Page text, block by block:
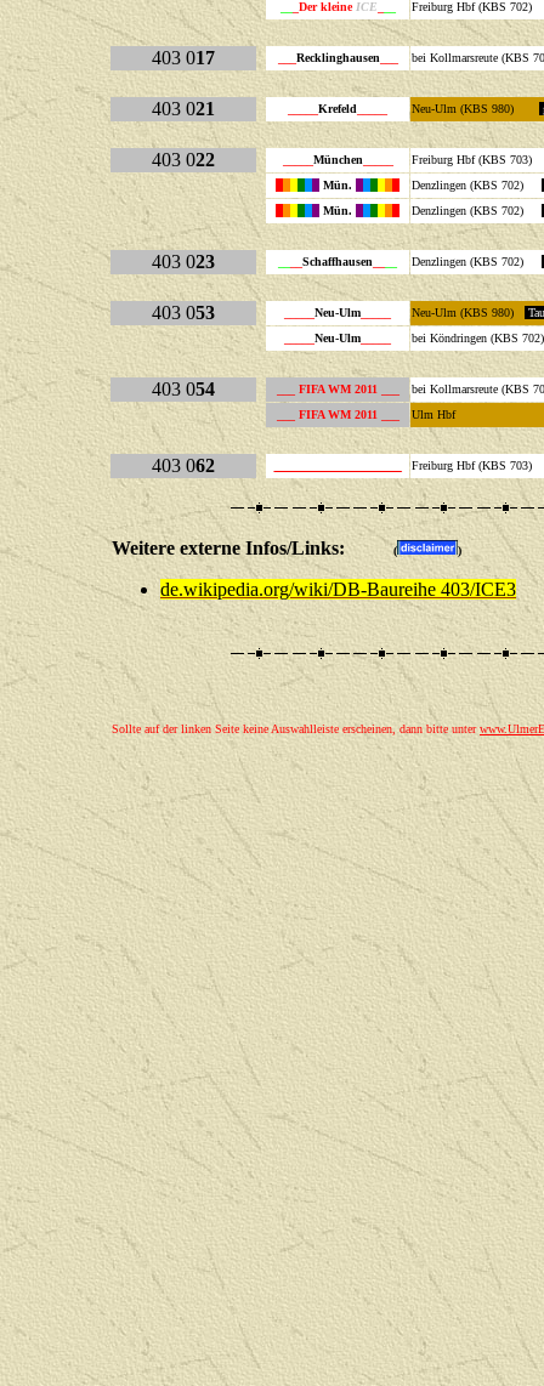
_Der kleine ICE Freiburg Hbf
403 017 Recklinghausen bei Kollmarsreute
403 021 Krefeld Neu-Ulm (KBS 980)
403 022 München
Freiburg Hbf (KBS
Mün.
Denzlingen (KBS 702)
Mün.
Denzlingen (KBS 702)
403 023 Schaffhausen Denzlingen (KBS 702)
403 053 Neu-Ulm Neu-Ulm (KBS 980)
Neu-Ulm bei Köndringen (KBS 702)
403 054 FIFA WM 2011
bei Kollmarsreute (KBS
FIFA WM 2011 Ulm Hbf
403 062 Freiburg Hbf (KBS 703)
Weitere externe Infos/Links:( )
de.wikipedia.org/wiki/DB-Baureihe 403/ICE3
Sollte auf der linken Seite keine Auswahlleiste erscheinen, dann bitte unter